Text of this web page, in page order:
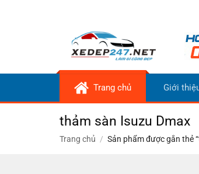
Trang chủ Giới
thảm sàn Isuzu Dmax
Trang chủ / Sản phẩm được gắn thẻ